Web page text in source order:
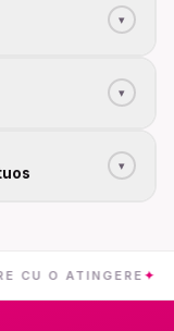
▾
▾
▾
ATINGERE ✦